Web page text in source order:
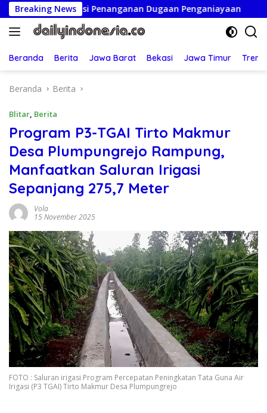
Langsung
ke
konten
Breaking News
Penanganan Dugaan Penganiayaan Ketua
Beranda Berita Jawa Barat Bekasi Jawa Timur
Beranda Berita
Blitar, Berita
Program P3-TGAI Tirto Makmur
Desa Plumpungrejo Rampung,
Manfaatkan Saluran Irigasi
Sepanjang 275,7 Meter
Vola
15 November 2025
FOTO : Saluran irigasi Program Percepatan Peningkatan Tata Guna Air
Irigasi (P3 TGAI) Tirto Makmur Desa Plumpungrejo